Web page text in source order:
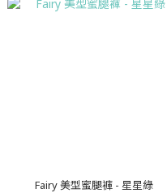
Fairy 美型蜜腿褲 - 星星綠